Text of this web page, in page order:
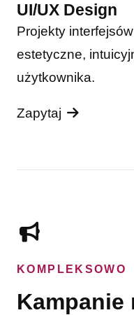
UI/UX Design
Projekty
estetyczne,
użytkownika.
Zapytaj
KOMPLEKSOWO
Kampanie